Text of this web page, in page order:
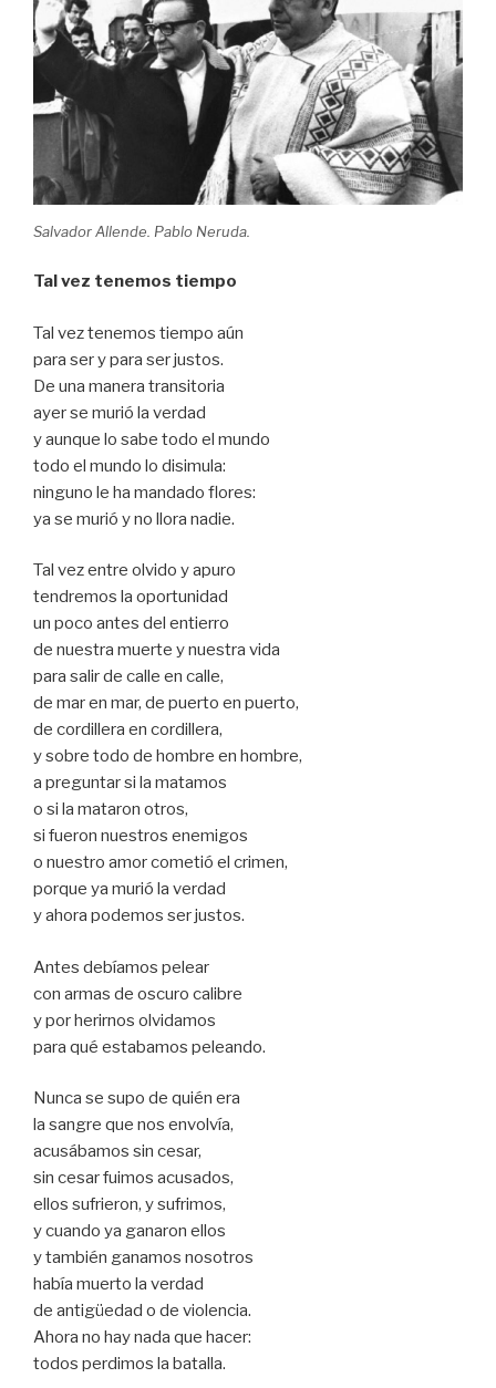
Salvador Allende. Pablo Neruda.
Tal vez tenemos tiempo
Tal vez tenemos tiempo aún
para ser y para ser justos.
De una manera transitoria
ayer se murió la verdad
y aunque lo sabe todo el mundo
todo el mundo lo disimula:
ninguno le ha mandado flores:
ya se murió y no llora nadie.
Tal vez entre olvido y apuro
tendremos la oportunidad
un poco antes del entierro
de nuestra muerte y nuestra vida
para salir de calle en calle,
de mar en mar, de puerto en puerto,
de cordillera en cordillera,
y sobre todo de hombre en hombre,
a preguntar si la matamos
o si la mataron otros,
si fueron nuestros enemigos
o nuestro amor cometió el crimen,
porque ya murió la verdad
y ahora podemos ser justos.
Antes debíamos pelear
con armas de oscuro calibre
y por herirnos olvidamos
para qué estabamos peleando.
Nunca se supo de quién era
la sangre que nos envolvía,
acusábamos sin cesar,
sin cesar fuimos acusados,
ellos sufrieron, y sufrimos,
y cuando ya ganaron ellos
y también ganamos nosotros
había muerto la verdad
de antigüedad o de violencia.
Ahora no hay nada que hacer:
todos perdimos la batalla.